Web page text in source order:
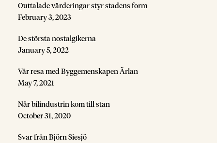
Outtalade värderingar styr stadens form
February 3, 2023
De största nostalgikerna
January 5, 2022
Vår resa med Byggemenskapen Ärlan
May 7, 2021
När bilindustrin kom till stan
October 31, 2020
Svar från Björn Siesjö